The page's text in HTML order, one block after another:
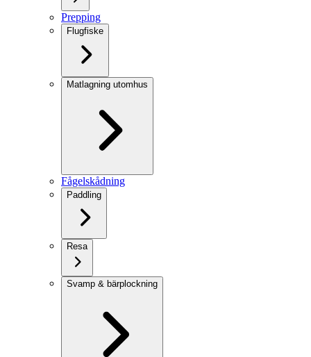
Prepping
Flugfiske
Matlagning utomhus
Fågelskådning
Paddling
Resa
Svamp & bärplockning